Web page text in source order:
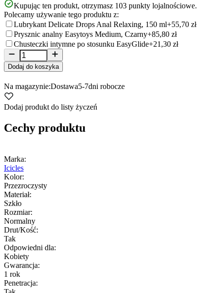
Kupując ten produkt, otrzymasz 103 punkty lojalnościowe.
Polecamy używanie tego produktu z:
Lubrykant Delicate Drops Anal Relaxing, 150 ml+55,70 zł
Prysznic analny Easytoys Medium, Czarny+85,80 zł
Chusteczki intymne po stosunku EasyGlide+21,30 zł
Dodaj do koszyka
Na magazynie:Dostawa5-7dni robocze
Dodaj produkt do listy życzeń
Cechy produktu
Marka:
Icicles
Kolor:
Przezroczysty
Materiał:
Szkło
Rozmiar:
Normalny
Drut/Kość:
Tak
Odpowiedni dla:
Kobiety
Gwarancja:
1 rok
Penetracja: